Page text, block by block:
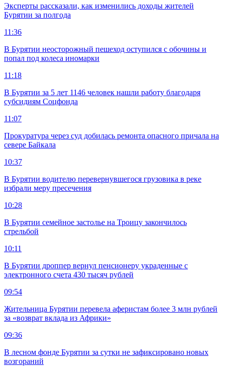
Эксперты рассказали, как изменились доходы жителей
Бурятии за полгода
11:36
В Бурятии неосторожный пешеход оступился с обочины и
попал под колеса иномарки
11:18
В Бурятии за 5 лет 1146 человек нашли работу благодаря
субсидиям Соцфонда
11:07
Прокуратура через суд добилась ремонта опасного причала на
севере Байкала
10:37
В Бурятии водителю перевернувшегося грузовика в реке
избрали меру пресечения
10:28
В Бурятии семейное застолье на Троицу закончилось
стрельбой
10:11
В Бурятии дроппер вернул пенсионеру украденные с
электронного счета 430 тысяч рублей
09:54
Жительница Бурятии перевела аферистам более 3 млн рублей
за «возврат вклада из Африки»
09:36
В лесном фонде Бурятии за сутки не зафиксировано новых
возгораний